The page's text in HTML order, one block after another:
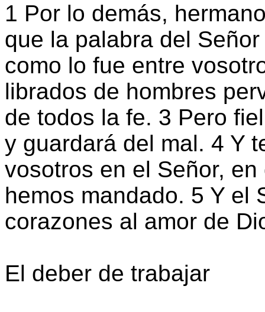
1 Por lo demás,
que la palabra del
como lo fue entre
librados de hombres
de todos la fe. 3 Pero
y guardará del mal. 4 Y
vosotros en el Señor,
hemos mandado. 5 Y el
corazones al amor de
El deber de trabajar